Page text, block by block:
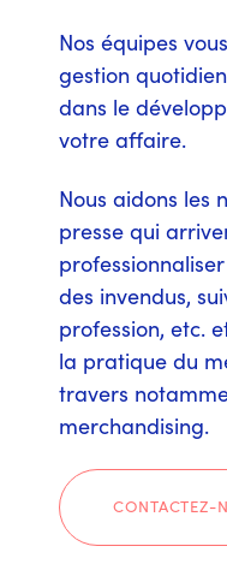
Nos équipes
gestion
dans le
votre affaire.
Nous aidons les
presse qui
des invendus,
profession, etc.
la pratique du
travers
merchandising.
CONTACTEZ-